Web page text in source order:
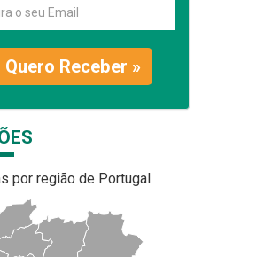
Quero Receber »
por região de Portugal